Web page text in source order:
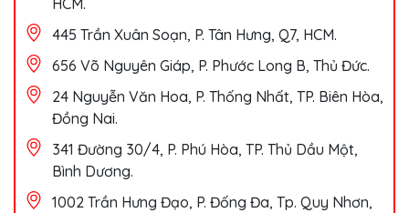
HCM.
445 Trần Xuân Soạn, P. Tân Hưng, Q7, HCM.
656 Võ Nguyên Giáp, P. Phước Long B, Thủ Đức.
24 Nguyễn Văn Hoa, P. Thống Nhất, TP. Biên Hòa,
Đồng Nai.
341 Đường 30/4, P. Phú Hòa, TP. Thủ Dầu Một,
Bình Dương.
1002 Trần Hưng Đạo, P. Đống Đa, Tp. Quy Nhơn,